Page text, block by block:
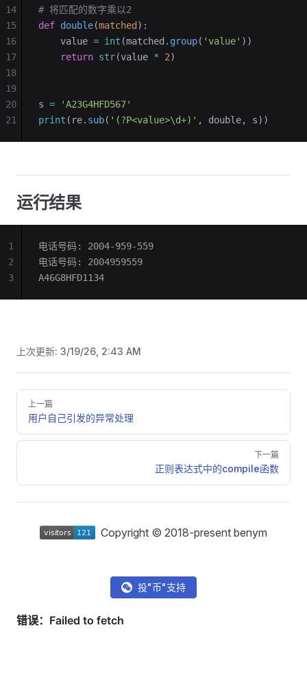
# 将匹配的数字乘以2
def double(matched ):
    value
= int (matched. group( 'value' ))
    return
str(value * 2)
s = 'A23G4HFD567'
print (re. sub( '(?P<value>\d+)' , double, s))
14
15
16
17
18
19
20
21
运行结果
电话号码: 2004-959-559
电话号码: 2004959559
A46G8HFD1134
1
2
3
上次更新: 3/19/26, 2:43 AM
Pager
上一篇
用户自己引发的异常处理
下一篇
正则表达式中的compile函数
Copyright © 2018-present benym
投"币"支持